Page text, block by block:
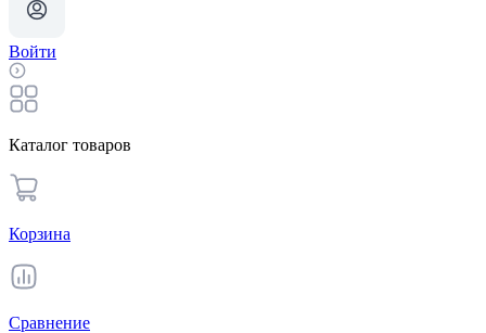
Войти
Каталог товаров
Корзина
Сравнение